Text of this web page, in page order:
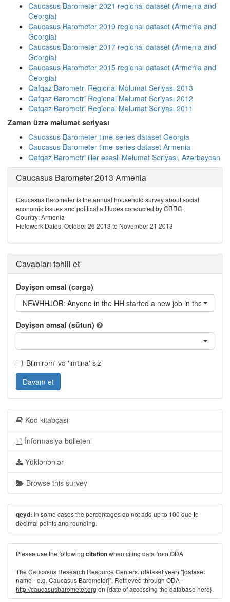
Caucasus Barometer 2021 regional dataset (Armenia and
Georgia)
Caucasus Barometer 2019 regional dataset (Armenia and
Georgia)
Caucasus Barometer 2017 regional dataset (Armenia and
Georgia)
Caucasus Barometer 2015 regional dataset (Armenia and
Georgia)
Qafqaz Barometri Regional Məlumat Seriyası 2013
Qafqaz Barometri Regional Məlumat Seriyası 2012
Qafqaz Barometri Regional Məlumat Seriyası 2011
Zaman üzrə məlumat seriyası
Caucasus Barometer time-series dataset Georgia
Caucasus Barometer time-series dataset Armenia
Qafqaz Barometri illər əsaslı Məlumat Seriyası, Azərbaycan
Caucasus Barometer 2013 Armenia
Caucasus Barometer is the annual household survey about social
economic issues and political attitudes conducted by CRRC.
Country: Armenia
Fieldwork Dates: October 26 2013 to November 21 2013
Cavabları təhlil et
Dəyişən əmsal (cərgə)
NEWHHJOB: Anyone in the HH started a new job in the last 12
Dəyişən əmsal (sütun)
Bilmirəm' və 'imtina' sız
Davam et
Kod kitabçası
İnformasiya bülleteni
Yüklənənlər
Browse this survey
qeyd: In some cases the percentages do not add up to 100 due to
decimal points and rounding.
Please use the following citationwhen citing data from ODA:
The Caucasus Research Resource Centers. (dataset year) "[dataset
name - e.g. Caucasus Barometer]". Retrieved through ODA -
http://caucasusbarometer.org on {date of accessing the database here}.